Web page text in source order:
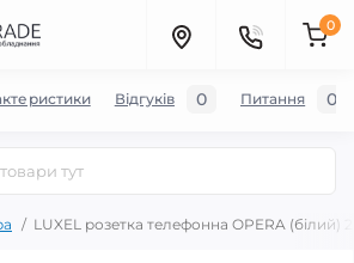
0
LUXEL розетка телефонна OPERA (білий)
Відгуків 0 Питання 0